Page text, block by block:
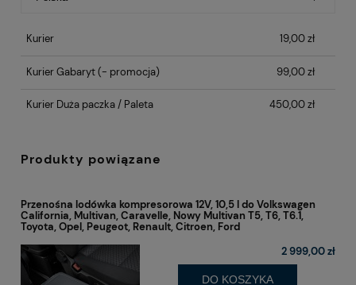
Kurier 19,00 zł
Kurier Gabaryt(- promocja) 99,00 zł
Kurier Duża paczka / Paleta 450,00 zł
Produkty powiązane
Przenośna lodówka kompresorowa 12V, 10,5 l do Volkswagen
California, Multivan, Caravelle, Nowy Multivan T5, T6, T6.1,
Toyota, Opel, Peugeot, Renault, Citroen, Ford
2 999,00 zł
DO KOSZYKA